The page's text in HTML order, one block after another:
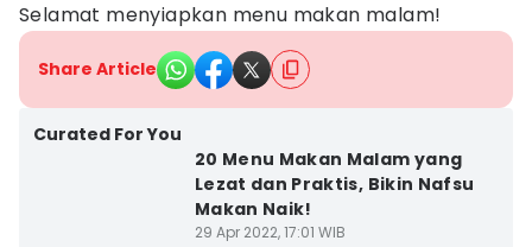
Selamat menyiapkan menu makan malam!
Share Article
Curated For You
20 Menu Makan Malam yang
Lezat dan Praktis, Bikin Nafsu
Makan Naik!
29 Apr 2022, 17:01 WIB